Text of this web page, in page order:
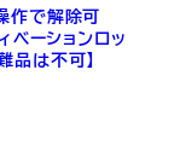
作で解除可
ベーションロッ
品は不可】